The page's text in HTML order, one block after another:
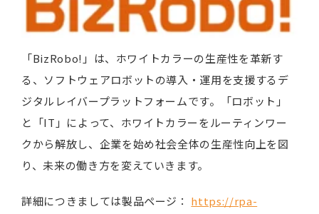
「BizRobo!」は、ホワイトカラーの生産性を革新す
る、ソフトウェアロボットの導入・運用を支援するデ
ジタルレイバープラットフォームです。「ロボット」
と「IT」によって、ホワイトカラーをルーティンワー
クから解放し、企業を始め社会全体の生産性向上を図
り、未来の働き方を変えていきます。
詳細につきましては製品ページ： https://rpa-